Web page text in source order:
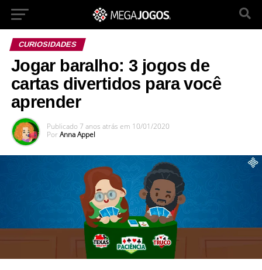
CURIOSIDADES
Jogar baralho: 3 jogos de
cartas divertidos para você
aprender
Publicado 7 anos atrás em 10/01/2020
Por Anna Appel